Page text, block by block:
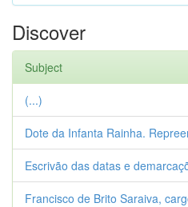
Discover
Subject
(...)
Dote da Infanta Rainha.
Escrivão das datas e
Francisco de Brito Saraiva,